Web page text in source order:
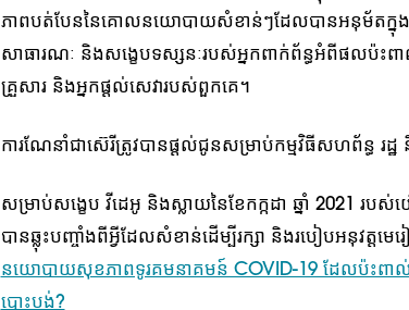
ភាពបត់បែននៃគោលនយោបាយសំខាន់ៗដែលបានអនុម័តក្នុង
សាធារណៈ និងសង្ខេបទស្សនៈរបស់អ្នកពាក់ព័ន្ធអំពីផលប៉ះព
គ្រួសារ និងអ្នកផ្តល់សេវារបស់ពួកគេ។
ការណែនាំជាស៊េរីត្រូវបានផ្តល់ជូនសម្រាប់កម្មវិធីសហព័ន្ធ រដ្
សម្រាប់សង្ខេប វីដេអូ និងស្លាយនៃខែកក្កដា ឆ្នាំ 2021 របស់
បានឆ្លុះបញ្ចាំងពីអ្វីដែលសំខាន់ដើម្បីរក្សា និងរបៀបអនុវត្ត
នយោបាយសុខភាពទូរគមនាគមន៍ COVID-19 ដែលប៉ះពាល់ដ
បោះបង់?